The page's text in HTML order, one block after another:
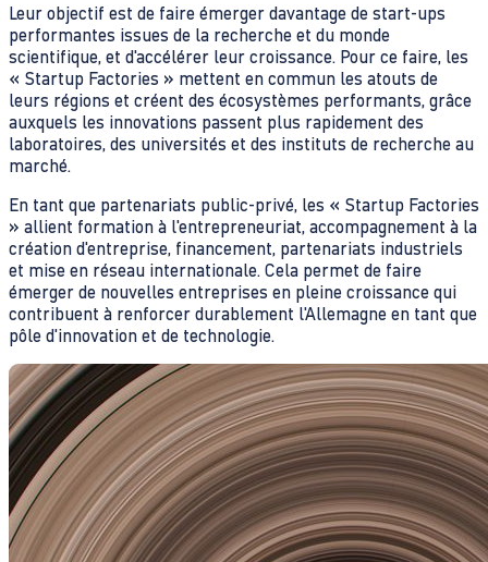
Leur objectif est de faire émerger davantage de start-ups
performantes issues de la recherche et du monde
scientifique, et d'accélérer leur croissance. Pour ce faire, les
« Startup Factories » mettent en commun les atouts de
leurs régions et créent des écosystèmes performants, grâce
auxquels les innovations passent plus rapidement des
laboratoires, des universités et des instituts de recherche au
marché.
En tant que partenariats public-privé, les « Startup Factories
» allient formation à l'entrepreneuriat, accompagnement à la
création d'entreprise, financement, partenariats industriels
et mise en réseau internationale. Cela permet de faire
émerger de nouvelles entreprises en pleine croissance qui
contribuent à renforcer durablement l'Allemagne en tant que
pôle d'innovation et de technologie.